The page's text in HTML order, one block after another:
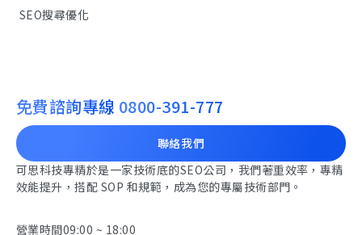
SEO搜尋優化
免費諮詢專線 0800-391-777
聯絡我們
可思科技專精於是一家技術底的SEO公司，我們著重效率，專精
效能提升，搭配 SOP 和規範，成為您的專屬技術部門。
營業時間09:00 ~ 18:00